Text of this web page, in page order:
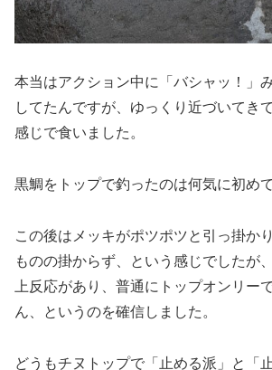
本当はアクション中に「バシャッ！」
してたんですが、ゆっくり近づいてき
感じで食いました。
黒鯛をトップで釣ったのは何気に初めて
この後はメッキがポツポツと引っ掛か
ものの掛からず、という感じでしたが
上反応があり、普通にトップオンリー
ん、というのを確信しました。
どうもチヌトップで「止める派」と「